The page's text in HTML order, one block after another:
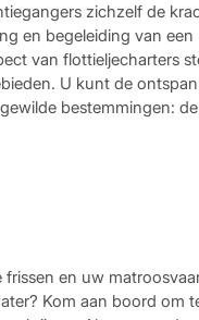
zichzelf de
en begeleiding van een
van flottieljecharters
U kunt de
bestemmingen:
en uw
Kom aan boord om